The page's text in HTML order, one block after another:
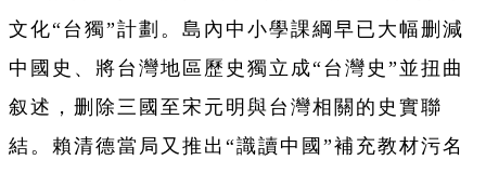
文化“台獨”計劃。島內中小學課綱早已大幅删減
中國史、將台灣地區歷史獨立成“台灣史”並扭曲
叙述，删除三國至宋元明與台灣相關的史實聯
結。賴清德當局又推出“識讀中國”補充教材污名